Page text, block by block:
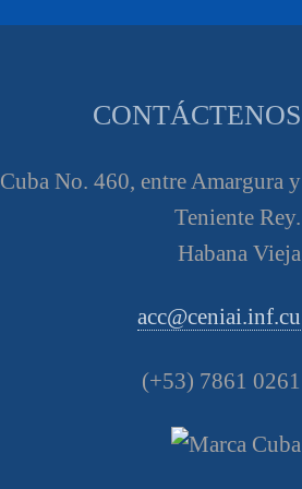
CONTÁCTENOS
Cuba No. 460, entre Amargura y
Teniente Rey.
Habana Vieja
acc@ceniai.inf.cu
(+53) 7861 0261